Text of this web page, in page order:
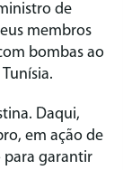
de
membros
bombas ao
Daqui,
em ação de
para garantir